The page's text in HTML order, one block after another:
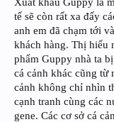
tế sẽ còn rất xa đấy
anh em đã chạm tới
khách hàng. Thị hiếu
phẩm Guppy nhà ta
cá cảnh khác cũng từ
cảnh không chỉ nhìn
cạnh tranh cùng các
gene. Các cơ sở cá